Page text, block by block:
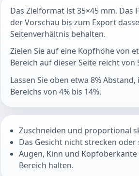
Das Zielformat ist 35×45 mm. Das
der Vorschau bis zum Export
Seitenverhältnis behalten.
Zielen Sie auf eine Kopfhöhe von
Bereich auf dieser Seite reicht von
Lassen Sie oben etwa 8%
Bereichs von 4% bis 14%.
Zuschneiden und proportional
Das Gesicht nicht strecken oder
Augen, Kinn und
Bereich halten.